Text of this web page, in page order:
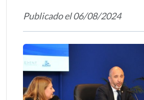
Publicado el 06/08/2024